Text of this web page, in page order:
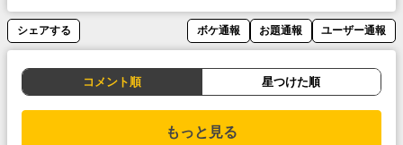
シェアする ボケ通報 お題通報 ユーザー通報
コメント順 星つけた順
もっと見る